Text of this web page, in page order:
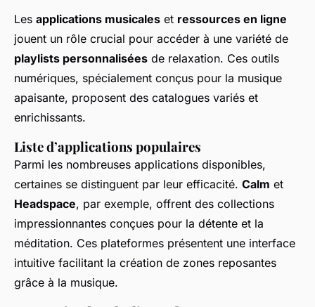
Les applications musicales et ressources en ligne
jouent un rôle crucial pour accéder à une variété de
playlists personnalisées de relaxation. Ces outils
numériques, spécialement conçus pour la musique
apaisante, proposent des catalogues variés et
enrichissants.
Liste d’applications populaires
Parmi les nombreuses applications disponibles,
certaines se distinguent par leur efficacité. Calm et
Headspace, par exemple, offrent des collections
impressionnantes conçues pour la détente et la
méditation. Ces plateformes présentent une interface
intuitive facilitant la création de zones reposantes
grâce à la musique.